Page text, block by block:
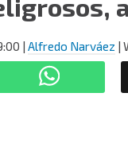
| Alfredo Narváez |